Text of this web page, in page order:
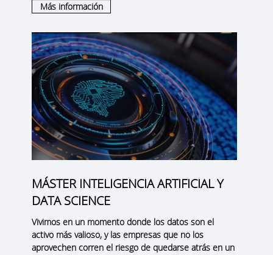
Más información
MÁSTER INTELIGENCIA ARTIFICIAL Y
DATA SCIENCE
Vivimos en un momento donde los datos son el
activo más valioso, y las empresas que no los
aprovechen corren el riesgo de quedarse atrás en un